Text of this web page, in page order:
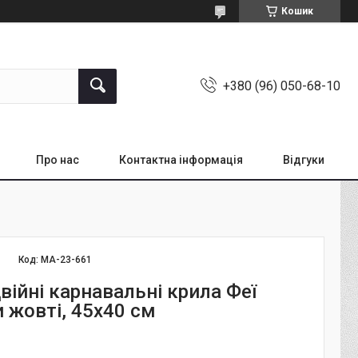
Кошик
+380 (96) 050-68-10
Про нас Контактна інформація Відгуки
Код: MA-23-661
карнавальні крила Феї
45х40 см